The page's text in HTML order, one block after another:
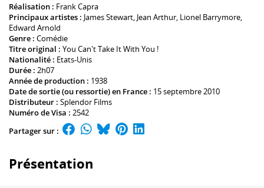
Réalisation : Frank Capra
Principaux artistes : James Stewart, Jean Arthur, Lionel Barrymore,
Edward Arnold
Genre : Comédie
Titre original : You Can't Take It With You !
Nationalité : Etats-Unis
Durée : 2h07
Année de production : 1938
Date de sortie (ou ressortie) en France : 15 septembre 2010
Distributeur : Splendor Films
Numéro de Visa : 2542
Partager sur :
Présentation